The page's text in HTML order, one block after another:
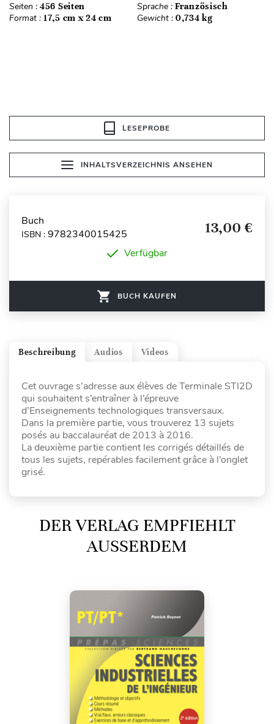
Seiten : 456 Seiten Sprache : Französisch
Format : 17,5 cm x 24 cm Gewicht : 0,734 kg
LESEPROBE
INHALTSVERZEICHNIS ANSEHEN
Buch
ISBN : 9782340015425 13,00 €
Verfügbar
BUCH KAUFEN
Videos
Audios
Beschreibung
Cet ouvrage s’adresse aux élèves de Terminale STI2D
qui souhaitent s’entraîner à l’épreuve
d’Enseignements technologiques transversaux.
Dans la première partie, vous trouverez 13 sujets
posés au baccalauréat de 2013 à 2016.
La deuxième partie contient les corrigés détaillés de
tous les sujets, repérables facilement grâce à l’onglet
grisé.
DER VERLAG EMPFIEHLT
AUSSERDEM